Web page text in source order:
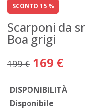
SCONTO 15 %
Scarponi da
Boa grigi
199 € 169 €
DISPONIBILITÀ
Disponibile